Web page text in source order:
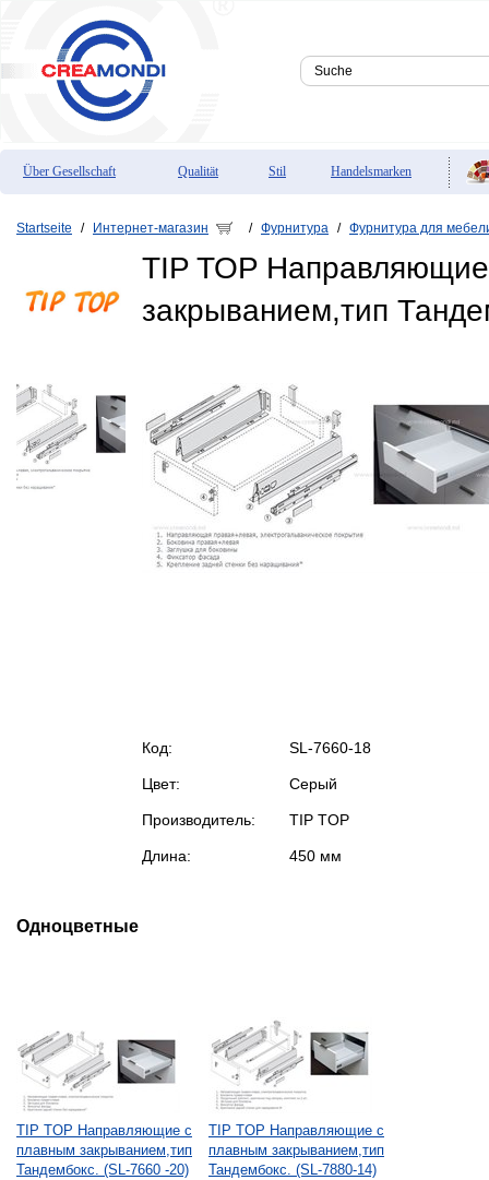
Über Gesellschaft Qualität Stil Handelsmarken
Startseite / Интернет-магазин / Фурнитура / Фурнитура для
TIP TOP
закрыванием,тип
Код: SL-7660-18
Цвет: Серый
Производитель: TIP TOP
Длина: 450 мм
Одноцветные
TIP TOP Направляющие с
плавным закрыванием,тип
Тандембокс. (SL-7660 -20)
TIP TOP Направляющие с
плавным закрыванием,тип
Тандембокс. (SL-7880-14)